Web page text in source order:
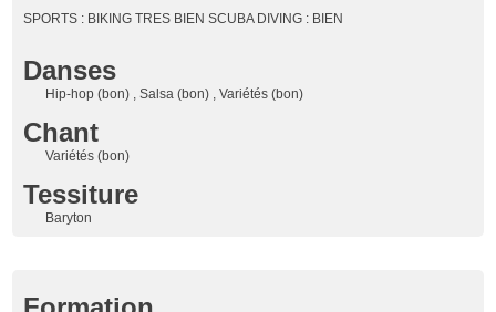
SPORTS : BIKING TRES BIEN SCUBA DIVING : BIEN
Danses
Hip-hop (bon) , Salsa (bon) , Variétés (bon)
Chant
Variétés (bon)
Tessiture
Baryton